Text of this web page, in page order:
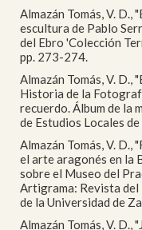
Almazán Tomás, V. D.,
escultura de Pablo
del Ebro 'Colección
pp. 273-274.
Almazán Tomás, V. D.,
Historia de la
recuerdo. Álbum de la
de Estudios Locales
Almazán Tomás, V.
el arte aragonés en la
sobre el Museo del
Artigrama: Revista
de la Universidad de
Almazán Tomás, V. D.,